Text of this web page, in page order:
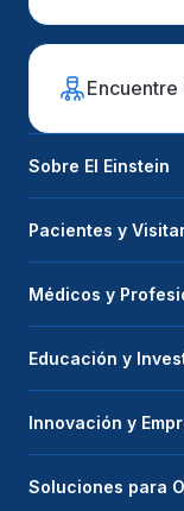
Encuentre
Sobre El Einstein
Pacientes y
Médicos y
Educación y
Innovación y
Soluciones para